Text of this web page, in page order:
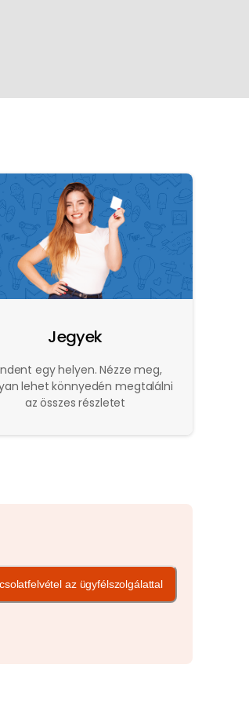
Jegyek
egy helyen. Nézze meg,
lehet könnyedén megtalálni
az összes részletet
az ügyfélszolgálattal